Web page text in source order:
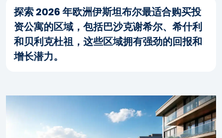
探索 2026 年欧洲伊斯坦布尔最适合购买投
资公寓的区域，包括巴沙克谢希尔、希什利
和贝利克杜祖，这些区域拥有强劲的回报和
增长潜力。